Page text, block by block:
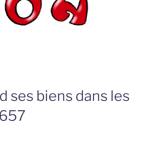
ses biens dans les